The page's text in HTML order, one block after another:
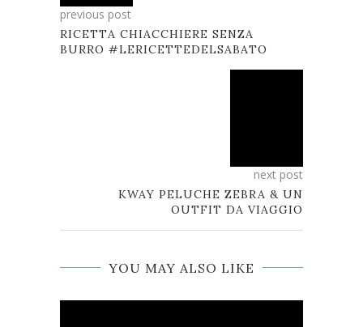
previous post
RICETTA CHIACCHIERE SENZA
BURRO #LERICETTEDELSABATO
next post
KWAY PELUCHE ZEBRA & UN
OUTFIT DA VIAGGIO
YOU MAY ALSO LIKE